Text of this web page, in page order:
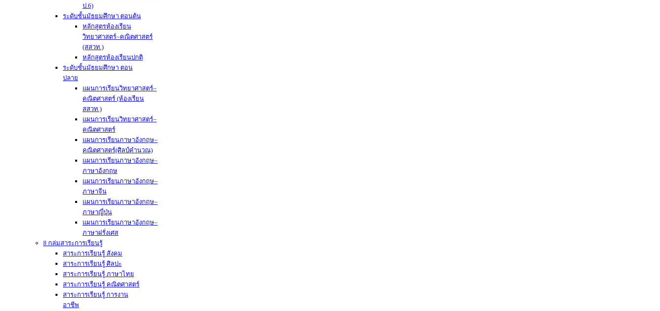
ป.6)
ระดับชั้นมัธยมศึกษา ตอนต้น
หลักสูตรห้องเรียน
วิทยาศาสตร์–คณิตศาสตร์
(สสวท.)
หลักสูตรห้องเรียนปกติ
ระดับชั้นมัธยมศึกษา ตอน
ปลาย
แผนการเรียนวิทยาศาสตร์–
คณิตศาสตร์ (ห้องเรียน
สสวท.)
แผนการเรียนวิทยาศาสตร์–
คณิตศาสตร์
แผนการเรียนภาษาอังกฤษ–
คณิตศาสตร์(ศิลป์คำนวณ)
แผนการเรียนภาษาอังกฤษ–
ภาษาอังกฤษ
แผนการเรียนภาษาอังกฤษ–
ภาษาจีน
แผนการเรียนภาษาอังกฤษ–
ภาษาญี่ปุ่น
แผนการเรียนภาษาอังกฤษ–
ภาษาฝรั่งเศส
8 กล่มสาระการเรียนรู้
สาระการเรียนรู้ สังคม
สาระการเรียนรู้ ศิลปะ
สาระการเรียนรู้ ภาษาไทย
สาระการเรียนรู้ คณิตศาสตร์
สาระการเรียนรู้ การงาน
อาชีพ